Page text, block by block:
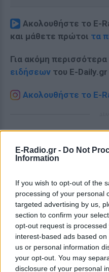
E-Radio.gr - Do Not
Information
If you wish to opt-out of the
processing of your personal
targeted advertising by us,
section to confirm your
opt-out request is
interest-based ads based
us or personal information
your opt-out. You may
disclosure of your personal
Ακολουθήστε το E-
και μάθετε πρώτοι τα
Για ακόμη περισσότερα
ειδήσεων του E-Daily.gr
Ακολουθήστε το E-